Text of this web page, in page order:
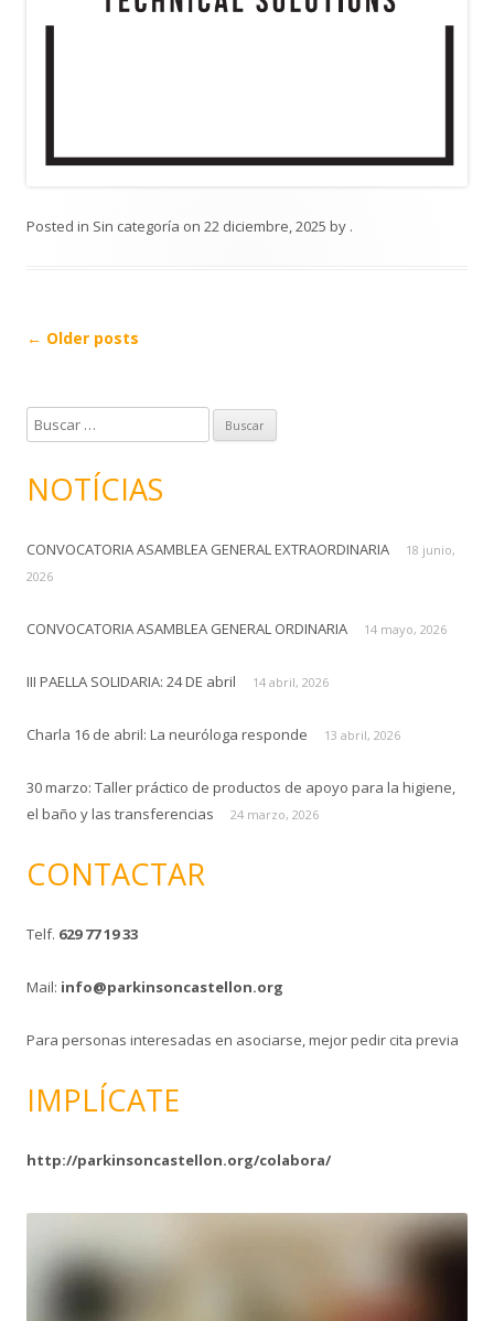
Posted in Sin categoría on 22 diciembre, 2025 by .
Post
← Older posts
u
c
r
:
NOTÍCIAS
CONVOCATORIA ASAMBLEA GENERAL EXTRAORDINARIA
18 junio,
2026
CONVOCATORIA ASAMBLEA GENERAL ORDINARIA 14 mayo, 2026
III PAELLA SOLIDARIA: 24 DE abril 14 abril, 2026
Charla 16 de abril: La neuróloga responde 13 abril, 2026
30 marzo: Taller práctico de productos de apoyo para la higiene,
el baño y las transferencias
24 marzo, 2026
CONTACTAR
Telf. 629 77 19 33
Mail: info@parkinsoncastellon.org
Para personas interesadas en asociarse, mejor pedir cita previa
IMPLÍCATE
http://parkinsoncastellon.org/colabora/